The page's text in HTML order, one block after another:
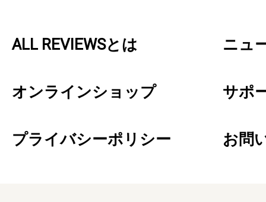
ALL REVIEWSとは ニュ
オンラインショップ サポ
プライバシーポリシー お問